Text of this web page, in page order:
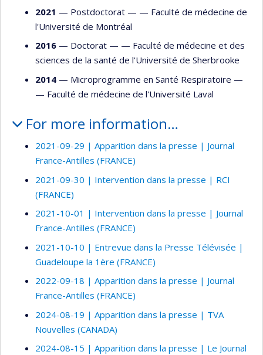
2021 — Postdoctorat — — Faculté de médecine de
l'Université de Montréal
2016 — Doctorat — — Faculté de médecine et des
sciences de la santé de l'Université de Sherbrooke
2014 — Microprogramme en Santé Respiratoire —
— Faculté de médecine de l'Université Laval
For more information…
2021-09-29 | Apparition dans la presse | Journal
France-Antilles (FRANCE)
2021-09-30 | Intervention dans la presse | RCI
(FRANCE)
2021-10-01 | Intervention dans la presse | Journal
France-Antilles (FRANCE)
2021-10-10 | Entrevue dans la Presse Télévisée |
Guadeloupe la 1ère (FRANCE)
2022-09-18 | Apparition dans la presse | Journal
France-Antilles (FRANCE)
2024-08-19 | Apparition dans la presse | TVA
Nouvelles (CANADA)
2024-08-15 | Apparition dans la presse | Le Journal